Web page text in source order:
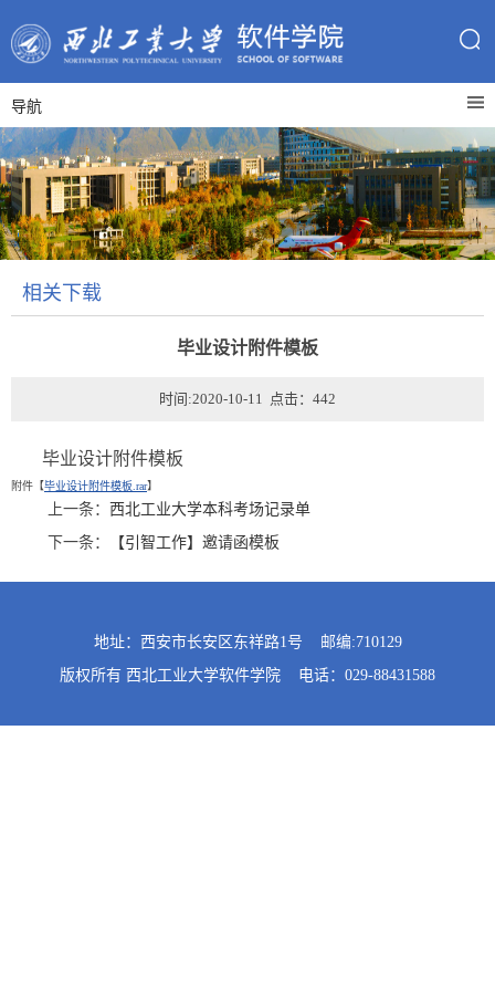
导航
相关下载
毕业设计附件模板
时间:2020-10-11 点击： 442
毕业设计附件模板
附件【毕业设计附件模板.rar】
上一条： 西北工业大学本科考场记录单
下一条：
【引智工作】邀请函模板
地址：西安市长安区东祥路1号 邮编:710129
版权所有 西北工业大学软件学院 电话：029-88431588